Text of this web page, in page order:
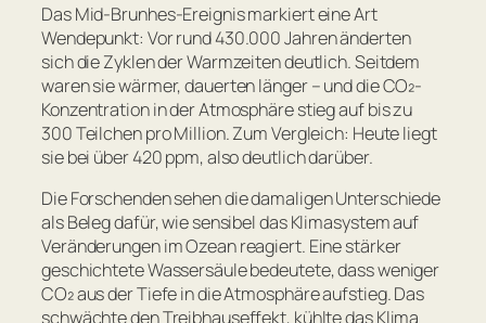
Das Mid-Brunhes-Ereignis markiert eine Art
Wendepunkt: Vor rund 430.000 Jahren änderten
sich die Zyklen der Warmzeiten deutlich. Seitdem
waren sie wärmer, dauerten länger – und die CO₂-
Konzentration in der Atmosphäre stieg auf bis zu
300 Teilchen pro Million. Zum Vergleich: Heute liegt
sie bei über 420 ppm, also deutlich darüber.
Die Forschenden sehen die damaligen Unterschiede
als Beleg dafür, wie sensibel das Klimasystem auf
Veränderungen im Ozean reagiert. Eine stärker
geschichtete Wassersäule bedeutete, dass weniger
CO₂ aus der Tiefe in die Atmosphäre aufstieg. Das
schwächte den Treibhauseffekt, kühlte das Klima